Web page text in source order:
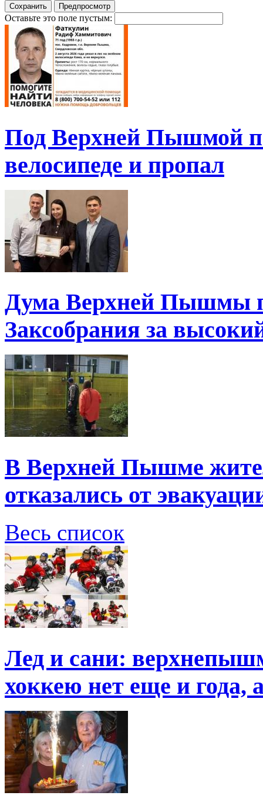
Оставьте это поле пустым:
Под Верхней Пышмой
велосипеде и пропал
Дума Верхней Пышмы
Заксобрания за
В Верхней Пышме
отказались от
Весь список
Лед и сани:
хоккею нет еще и года,